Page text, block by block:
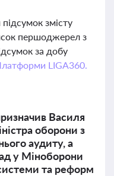
змісту
першоджерел з
за добу
LIGA360.
Василя
оборони з
аудиту, а
у Міноборони
та реформ